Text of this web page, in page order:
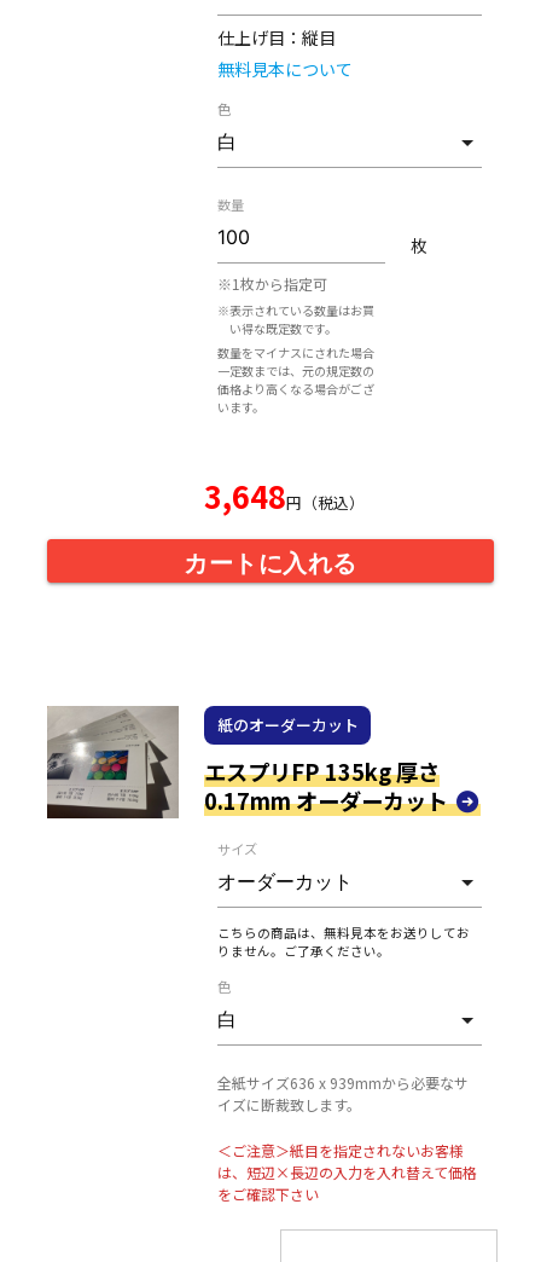
仕上げ目： 縦目
無料見本について
色
数量
※1枚から指定可
※表示されている数量はお買
い得な既定数です。
数量をマイナスにされた場合
一定数までは、元の規定数の
価格より高くなる場合がござ
います。
枚
3,648円（税込）
カートに入れる
紙のオーダーカット
エスプリFP 135kg 厚さ
0.17mm オーダーカット
サイズ
こちらの商品は、無料見本をお送りしてお
りません。ご了承ください。
色
全紙サイズ636 x 939mmから必要なサ
イズに断裁致します。
＜ご注意＞紙目を指定されないお客様
は、短辺×長辺の入力を入れ替えて価格
をご確認下さい